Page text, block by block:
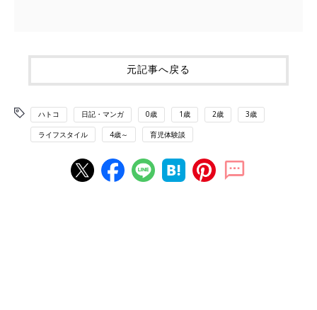
元記事へ戻る
ハトコ 日記・マンガ 0歳 1歳 2歳 3歳
ライフスタイル 4歳～ 育児体験談